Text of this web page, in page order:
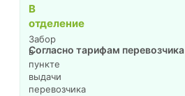
В
отделение
Забор
в
пункте
выдачи
перевозчика
Согласно тарифам перевозчика